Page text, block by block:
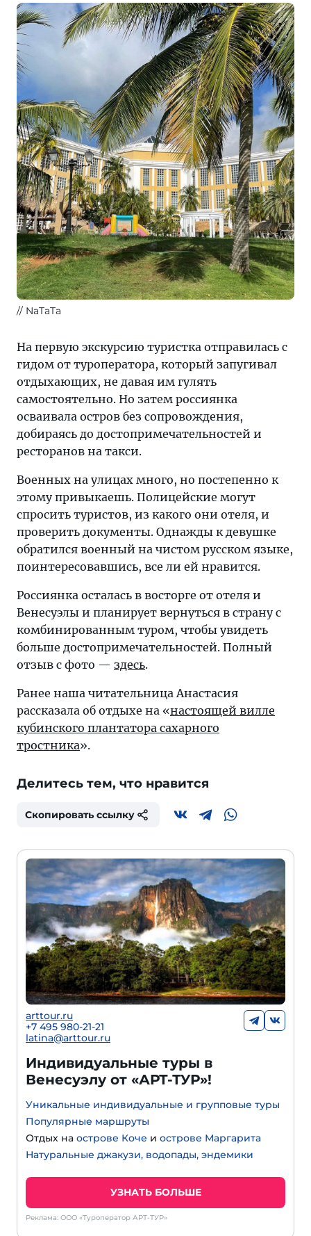
// NaTaTa
На первую экскурсию туристка отправилась с
гидом от туроператора, который запугивал
отдыхающих, не давая им гулять
самостоятельно. Но затем россиянка
осваивала остров без сопровождения,
добираясь до достопримечательностей и
ресторанов на такси.
Военных на улицах много, но постепенно к
этому привыкаешь. Полицейские могут
спросить туристов, из какого они отеля, и
проверить документы. Однажды к девушке
обратился военный на чистом русском языке,
поинтересовавшись, все ли ей нравится.
Россиянка осталась в восторге от отеля и
Венесуэлы и планирует вернуться в страну с
комбинированным туром, чтобы увидеть
больше достопримечательностей. Полный
отзыв с фото — здесь.
Ранее наша читательница Анастасия
рассказала об отдыхе на «настоящей вилле
кубинского плантатора сахарного
тростника».
Делитесь тем, что нравится
Скопировать ссылку
arttour.ru
+7 495 980-21-21
latina@arttour.ru
Индивидуальные туры в
Венесуэлу от «АРТ-ТУР»!
Уникальные индивидуальные и групповые туры
Популярные маршруты
Отдых на острове Коче и острове Маргарита
Натуральные джакузи, водопады, эндемики
УЗНАТЬ БОЛЬШЕ
Реклама: ООО «Туроператор АРТ-ТУР»